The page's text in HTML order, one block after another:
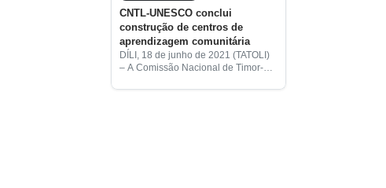
CNTL-UNESCO conclui
construção de centros de
aprendizagem comunitária
DÍLI, 18 de junho de 2021 (TATOLI)
– A Comissão Nacional de Timor-